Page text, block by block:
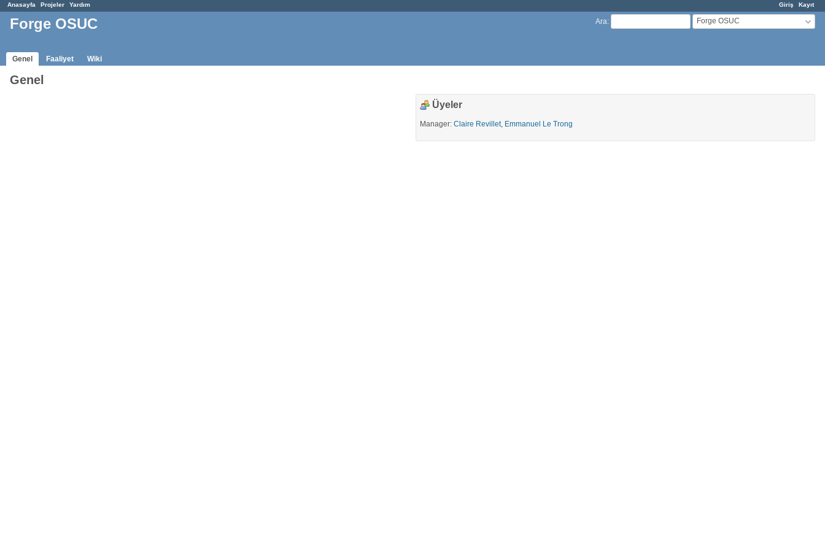
Giriş Kayıt
Anasayfa Projeler Yardım
Ara: Forge OSUC
Forge OSUC
Genel Faaliyet Wiki
Genel
Üyeler
Manager: Claire Revillet, Emmanuel Le Trong